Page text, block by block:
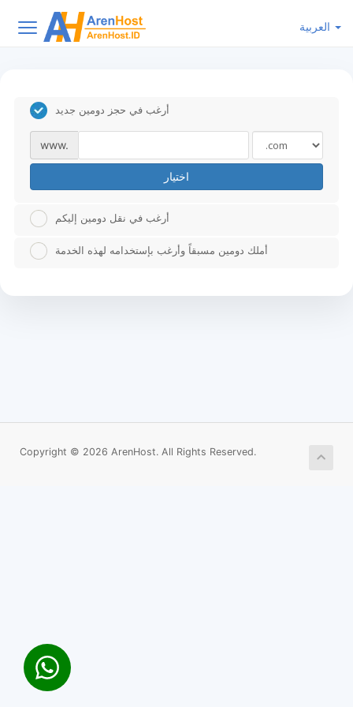
أرغب في حجز دومين جديد
www.
اختيار
أرغب في نقل دومين إليكم
أملك دومين مسبقاً وأرغب بإستخدامه لهذه الخدمة
Copyright © 2026 ArenHost. All Rights Reserved.